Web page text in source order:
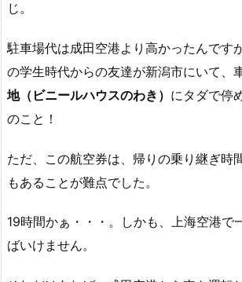
じ。
駐車場代は成田空港より高かったんです
の学生時代からの友達が新潟市にいて、
地（ビニールハウスのわき） にタダで停
のこと！
ただ、この航空券は、帰りの乗り継ぎ時
もあることが難点でした。
19時間かぁ・・・。しかも、上海空港で
ばいけません。